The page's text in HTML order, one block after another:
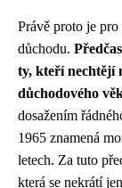
Právě proto je
důchodu.
ty, kteří nechtějí
důchodového
dosažením
1965 znamená
letech. Za tuto
která se nekrátí